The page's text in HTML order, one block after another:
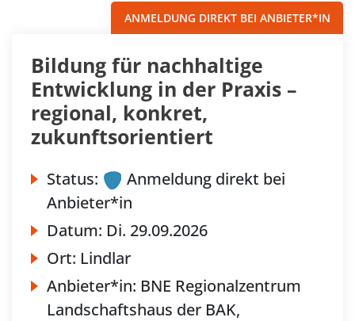
ANMELDUNG DIREKT BEI ANBIETER*IN
Bildung für nachhaltige
Entwicklung in der Praxis –
regional, konkret,
zukunftsorientiert
Status:
Anmeldung direkt bei
Anbieter*in
Datum: Di. 29.09.2026
Ort: Lindlar
Anbieter*in: BNE Regionalzentrum
Landschaftshaus der BAK,